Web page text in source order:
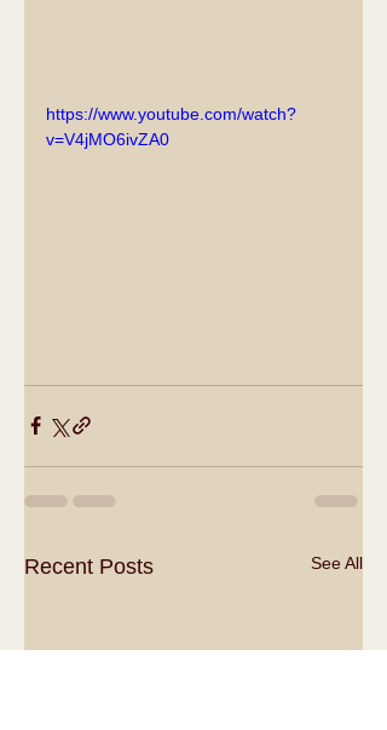
https://www.youtube.com/watch?
v=V4jMO6ivZA0
Recent Posts See All